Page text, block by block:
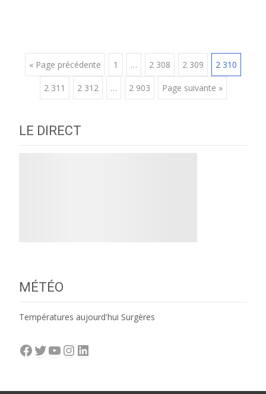
Posts
navigation
« Page précédente 1 … 2 308 2 309 2 310
2 311 2 312 … 2 903 Page suivante »
LE DIRECT
MÉTÉO
Températures aujourd'hui Surgères
Facebook
Twitter
YouTube
Instagram
LinkedIn